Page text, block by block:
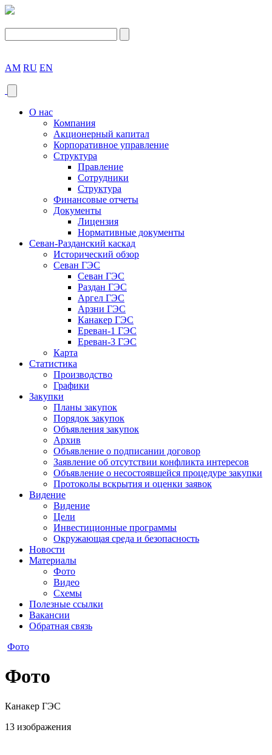
AM RU EN
О нас
Компания
Акционерный капитал
Корпоративное управление
Структура
Правление
Сотрудники
Структура
Финансовые отчеты
Документы
Лицензия
Нормативные документы
Севан-Разданский каскад
Исторический обзор
Севан ГЭС
Севан ГЭС
Раздан ГЭС
Аргел ГЭС
Арзни ГЭС
Канакер ГЭС
Ереван-1 ГЭС
Ереван-3 ГЭС
Карта
Статистика
Производство
Графики
Закупки
Планы закупок
Порядок закупок
Объявления закупок
Архив
Объявление о подписании договор
Заявление об отсутствии конфликта интересов
Объявление о несостоявшейся процедуре закупки
Протоколы вскрытия и оценки заявок
Видение
Видение
Цели
Инвестиционные программы
Окружающая среда и безопасность
Новости
Материалы
Фото
Видео
Схемы
Полезные ссылки
Вакансии
Обратная связь
Фото
Фото
Канакер ГЭС
13 изображения